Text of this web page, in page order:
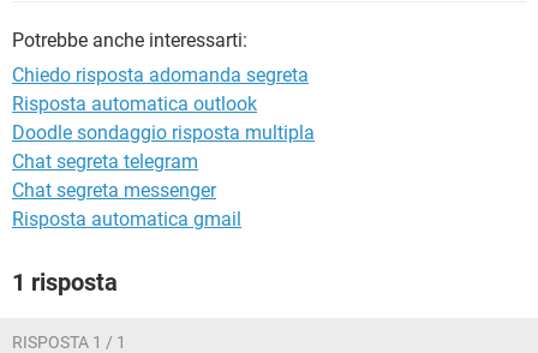
HARDWARE
Potrebbe anche interessarti:
Chiedo risposta adomanda segreta
Risposta automatica outlook
Doodle sondaggio risposta multipla
Chat segreta telegram
Chat segreta messenger
Risposta automatica gmail
1 risposta
RISPOSTA 1 / 1